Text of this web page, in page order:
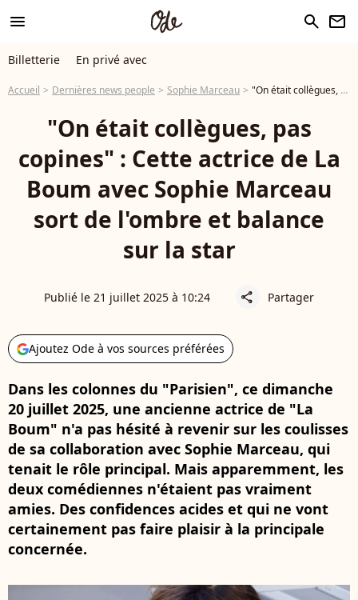
menu search newsletter
Billetterie En privé avec
Accueil Dernières news people Sophie Marceau "On était collègues, pas copines" : Cette actrice de La Boum avec Sophie Marceau sort de l'ombre et balance sur la star
"On était collègues, pas
copines" : Cette actrice de La
Boum avec Sophie Marceau
sort de l'ombre et balance
sur la star
Publié le 21 juillet 2025 à 10:24 share Partager
Ajoutez Ode à vos sources préférées
Dans les colonnes du "Parisien", ce dimanche
20 juillet 2025, une ancienne actrice de "La
Boum" n'a pas hésité à revenir sur les coulisses
de sa collaboration avec Sophie Marceau, qui
tenait le rôle principal. Mais apparemment, les
deux comédiennes n'étaient pas vraiment
amies. Des confidences acides et qui ne vont
certainement pas faire plaisir à la principale
concernée.